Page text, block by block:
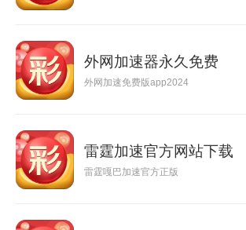
外网加速器永久免费
外网加速免费版app2024
雷霆加速官方网站下载
雷霆嘎巴加速官方正版